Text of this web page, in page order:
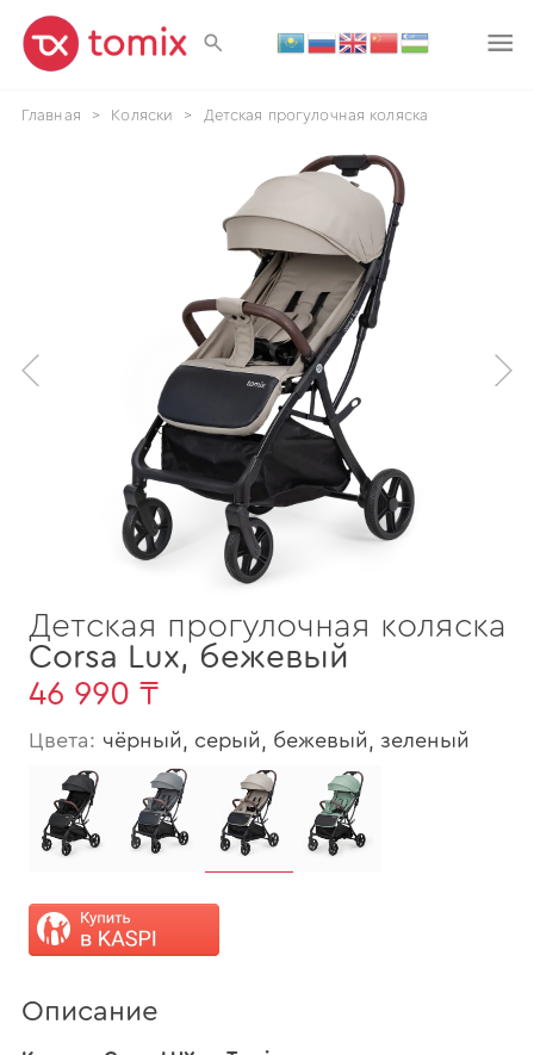
Главная > Коляски > Детская прогулочная коляска
Детская прогулочная коляска
Corsa Lux, бежевый
46 990 ₸
Цвета: чёрный, серый, бежевый, зеленый
Описание